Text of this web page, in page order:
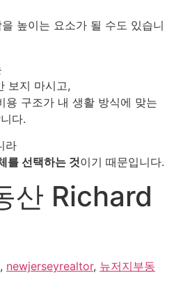
높이는 요소가 될 수도 있습니
보지 마시고,
용 구조가 내 생활 방식에 맞는
다.
라
를 선택하는 것이기 때문입니다.
산 Richard
, newjerseyrealtor, 뉴저지부동